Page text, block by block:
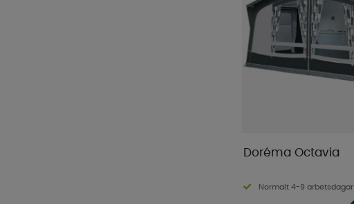
Doréma Octavia
Normalt 4-9 arbetsdagar